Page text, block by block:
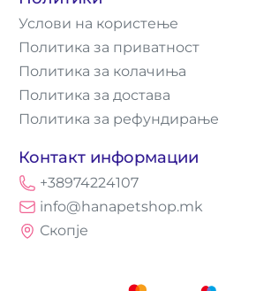
Услови на користење
Политика за приватност
Политика за колачиња
Политика за достава
Политика за рефундирање
Контакт информации
+38974224107
info@hanapetshop.mk
Скопје